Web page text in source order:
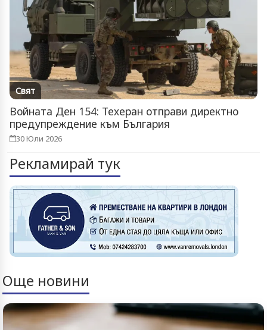
Свят
Войната Ден 154: Техеран отправи директно
предупреждение към България
30 Юли 2026
Рекламирай тук
Още новини